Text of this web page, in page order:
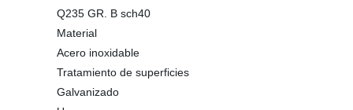
Q235 GR. B sch40
Material
Acero inoxidable
Tratamiento de superficies
Galvanizado